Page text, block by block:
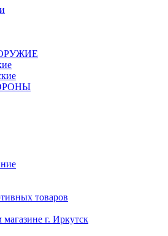
товаров
г. Иркутск